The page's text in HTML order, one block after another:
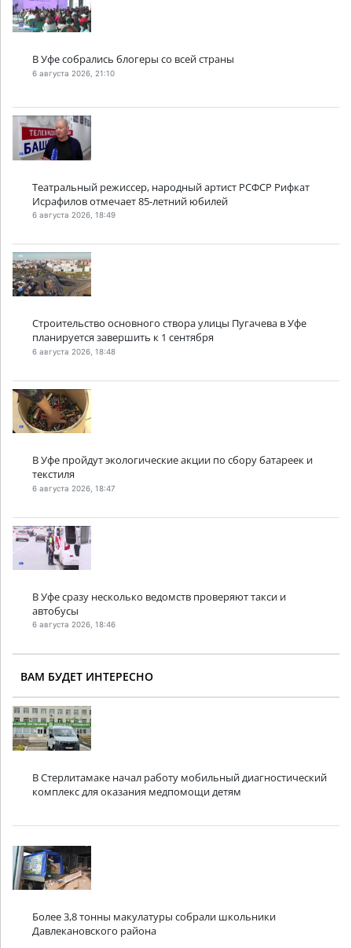
В Уфе собрались блогеры со всей страны
6 августа 2026, 21:10
Театральный режиссер, народный артист РСФСР Рифкат
Исрафилов отмечает 85-летний юбилей
6 августа 2026, 18:49
Строительство основного створа улицы Пугачева в Уфе
планируется завершить к 1 сентября
6 августа 2026, 18:48
В Уфе пройдут экологические акции по сбору батареек и
текстиля
6 августа 2026, 18:47
В Уфе сразу несколько ведомств проверяют такси и
автобусы
6 августа 2026, 18:46
ВАМ БУДЕТ ИНТЕРЕСНО
В Стерлитамаке начал работу мобильный диагностический
комплекс для оказания медпомощи детям
Более 3,8 тонны макулатуры собрали школьники
Давлекановского района